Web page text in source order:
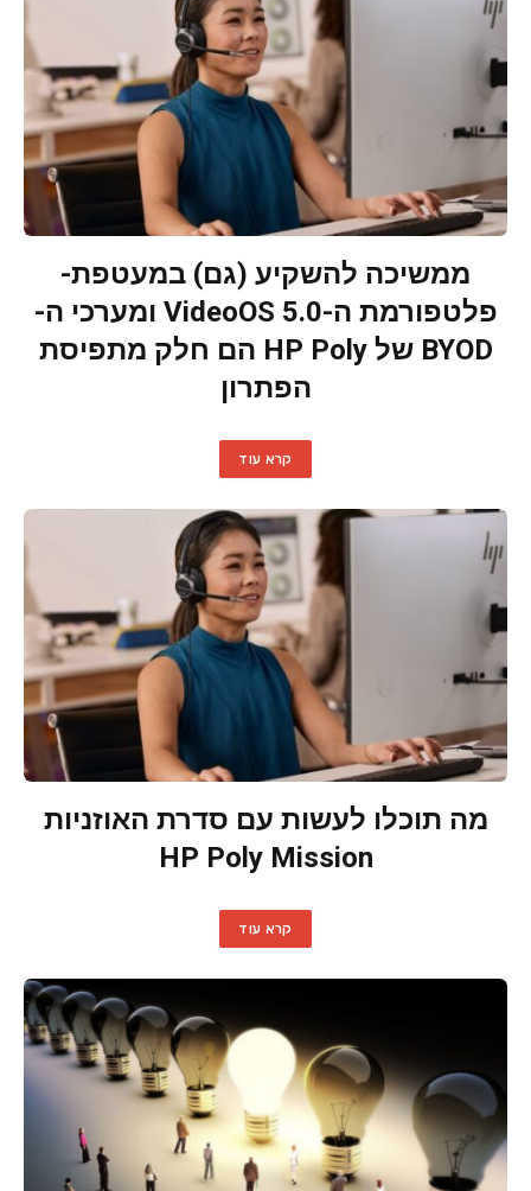
ממשיכה להשקיע (גם) במעטפת-
פלטפורמת ה-VideoOS 5.0 ומערכי ה-
BYOD של HP Poly הם חלק מתפיסת
הפתרון
קרא עוד
מה תוכלו לעשות עם סדרת האוזניות
HP Poly Mission
קרא עוד